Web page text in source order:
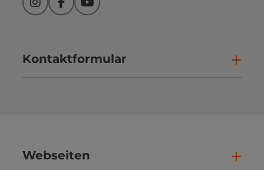
InstagramFacebookYouTube
Kontaktformular
Webseiten